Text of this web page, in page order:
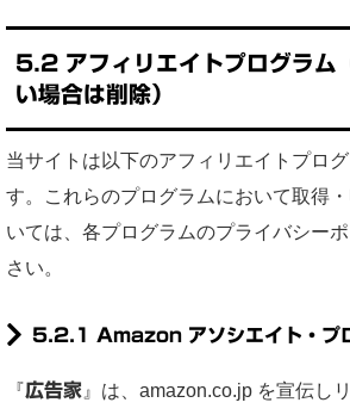
5.2 アフィリエイトプログラム
い場合は削除）
当サイトは以下のアフィリエイトプロ
す。これらのプログラムにおいて取得
いては、各プログラムのプライバシー
さい。
5.2.1 Amazon アソシエイト・プ
『広告家 』は、amazon.co.jp を宣伝し